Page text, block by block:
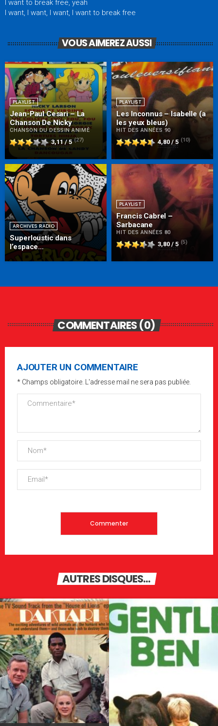
I want to break free, yeah
I want, I want, I want, I want to break free
VOUS AIMEREZ AUSSI
PLAYLIST
Jean-Paul Cesari – La
Chanson De Nicky
CHANSON DU DESSIN ANIMÉ
3,11 / 5 (27)
PLAYLIST
Les Inconnus – Isabelle (a
les yeux bleus)
HIT DES ANNÉES 90
4,80 / 5 (10)
ARCHIVES RADIO
Superloustic dans
l’espace…
PLAYLIST
Francis Cabrel –
Sarbacane
HIT DES ANNÉES 80
3,80 / 5 (5)
COMMENTAIRES (0)
AJOUTER UN COMMENTAIRE
* Champs obligatoire. L'adresse mail ne sera pas publiée.
AUTRES DISQUES...